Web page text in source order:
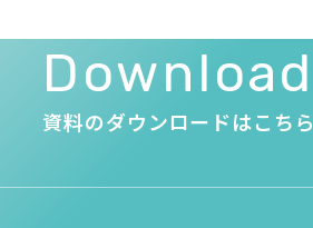
Download
資料のダウンロードはこちら